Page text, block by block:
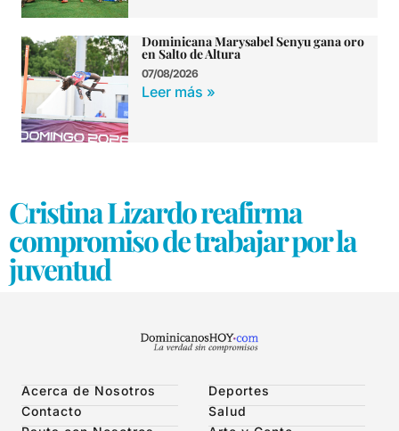
Dominicana Marysabel Senyu gana oro
en Salto de Altura
07/08/2026
Leer más »
Cristina Lizardo reafirma
compromiso de trabajar por la
juventud
Acerca de Nosotros
Contacto
Deportes
Salud